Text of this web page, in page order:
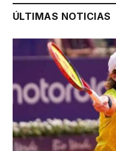
ÚLTIMAS NOTICIAS